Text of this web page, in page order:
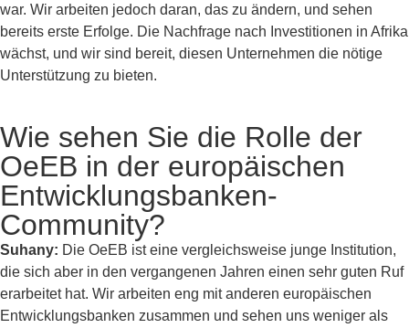
war. Wir arbeiten jedoch daran, das zu ändern, und sehen
bereits erste Erfolge. Die Nachfrage nach Investitionen in Afrika
wächst, und wir sind bereit, diesen Unternehmen die nötige
Unterstützung zu bieten.
Wie sehen Sie die Rolle der
OeEB in der europäischen
Entwicklungsbanken-
Community?
Suhany: Die OeEB ist eine vergleichsweise junge Institution,
die sich aber in den vergangenen Jahren einen sehr guten Ruf
erarbeitet hat. Wir arbeiten eng mit anderen europäischen
Entwicklungsbanken zusammen und sehen uns weniger als